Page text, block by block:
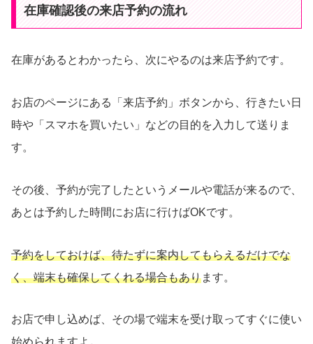
在庫確認後の来店予約の流れ
在庫があるとわかったら、次にやるのは来店予約です。
お店のページにある「来店予約」ボタンから、行きたい日
時や「スマホを買いたい」などの目的を入力して送りま
す。
その後、予約が完了したというメールや電話が来るので、
あとは予約した時間にお店に行けばOKです。
予約をしておけば、待たずに案内してもらえるだけでな
く、端末も確保してくれる場合もあります。
お店で申し込めば、その場で端末を受け取ってすぐに使い